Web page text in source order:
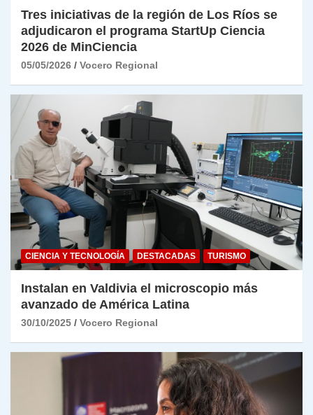
Tres iniciativas de la región de Los Ríos se
adjudicaron el programa StartUp Ciencia
2026 de MinCiencia
05/05/2026 Vocero Regional
CIENCIA Y TECNOLOGÍA DESTACADAS TURISMO
Instalan en Valdivia el microscopio más
avanzado de América Latina
30/10/2025 Vocero Regional